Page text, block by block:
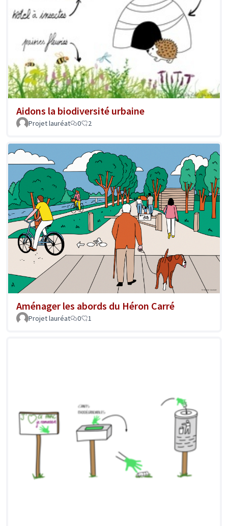
Aidons la biodiversité urbaine
Projet lauréat 0 2
Aménager les abords du Héron Carré
Projet lauréat 0 1